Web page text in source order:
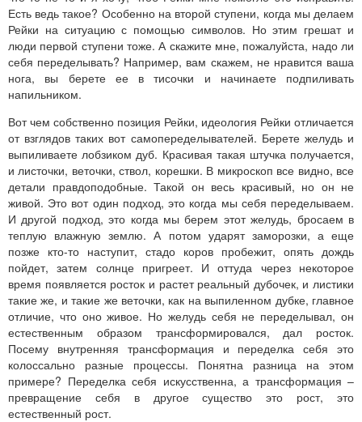
Есть ведь такое? Особенно на второй ступени, когда мы делаем
Рейки на ситуацию с помощью символов. Но этим грешат и
люди первой ступени тоже. А скажите мне, пожалуйста, надо ли
себя переделывать? Например, вам скажем, не нравится ваша
нога, вы берете ее в тисочки и начинаете подпиливать
напильником.
Вот чем собственно позиция Рейки, идеология Рейки отличается
от взглядов таких вот самопеределывателей. Берете желудь и
выпиливаете лобзиком дуб. Красивая такая штучка получается,
и листочки, веточки, ствол, корешки. В микроскоп все видно, все
детали правдоподобные. Такой он весь красивый, но он не
живой. Это вот один подход, это когда мы себя переделываем.
И другой подход, это когда мы берем этот желудь, бросаем в
теплую влажную землю. А потом ударят заморозки, а еще
позже кто-то наступит, стадо коров пробежит, опять дождь
пойдет, затем солнце пригреет. И оттуда через некоторое
время появляется росток и растет реальный дубочек, и листики
такие же, и такие же веточки, как на выпиленном дубке, главное
отличие, что оно живое. Но желудь себя не переделывал, он
естественным образом трансформировался, дал росток.
Посему внутренняя трансформация и переделка себя это
колоссально разные процессы. Понятна разница на этом
примере? Переделка себя искусственна, а трансформация –
превращение себя в другое существо это рост, это
естественный рост.